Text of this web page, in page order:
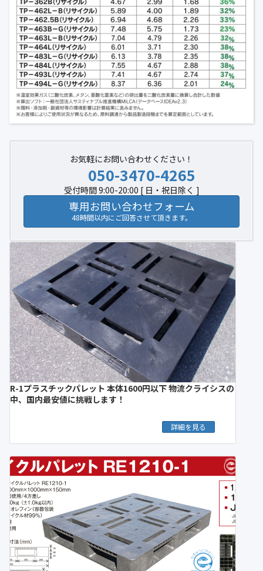
お気軽にお問い合わせください！
050-3470-4265
受付時間 9:00-20:00 [ 日・祝日除く ]
専用お問い合わせフォーム
48時間以内にご回答させて頂きます。
R-1プラスチックパレット 本体1600円以下 物流クライシスの
中、国内最安値に挑戦します！
詳細を見る